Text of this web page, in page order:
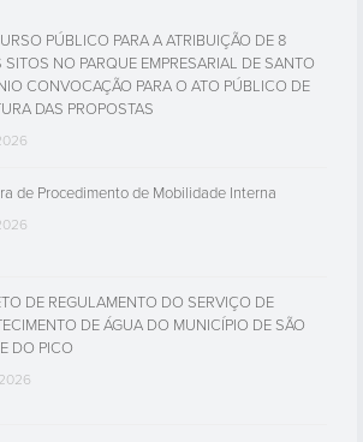
PÚBLICO PARA A ATRIBUIÇÃO DE 8
SITOS NO PARQUE EMPRESARIAL DE SANTO
CONVOCAÇÃO PARA O ATO PÚBLICO DE
DAS PROPOSTAS
de Procedimento de Mobilidade Interna
DE REGULAMENTO DO SERVIÇO DE
DE ÁGUA DO MUNICÍPIO DE SÃO
DO PICO